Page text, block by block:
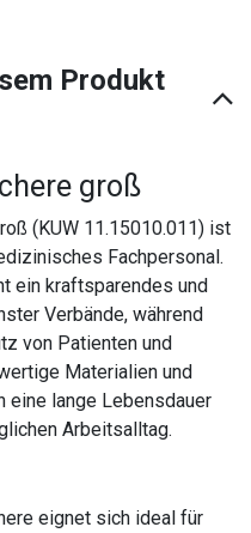
Produkt
groß
(KUW 11.15010.011) ist
Fachpersonal.
ein kraftsparendes und
Verbände, während
von Patienten und
Materialien und
eine lange Lebensdauer
Arbeitsalltag.
eignet sich ideal für